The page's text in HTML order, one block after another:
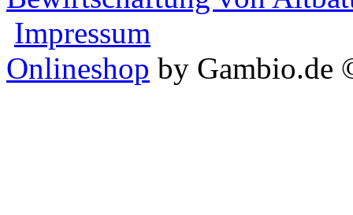
Impressum
Onlineshop by Gambio.de